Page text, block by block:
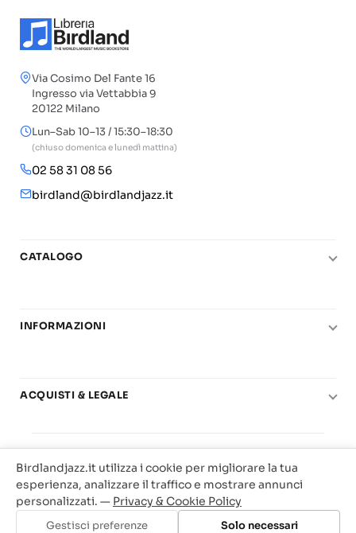
Aggiungi al carrello
Via Cosimo Del Fante 16
Ingresso via Vettabbia 9
20122 Milano
Lun–Sab 10–13 / 15:30–18:30
(chiuso domenica e lunedì mattina)
02 58 31 08 56
birdland@birdlandjazz.it
CATALOGO
Chitarra
Basi play-along
Offerte
INFORMAZIONI
Carta del Docente
ACQUISTI & LEGALE
Privacy & Cookie
Traccia il tuo ordine
Birdland Milano. P.Iva 12093700156
Web Agency Milano
Birdlandjazz.it utilizza i cookie per migliorare la tua
esperienza, analizzare il traffico e mostrare annunci
personalizzati. — Privacy & Cookie Policy
Gestisci preferenze Solo necessari